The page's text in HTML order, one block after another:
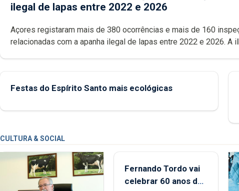
ilegal de lapas entre 2022 e 2026
Açores registaram mais de 380 ocorrências e mais de 160 inspeções
relacionadas com a apanha ilegal de lapas entre 2022 e 2026. A ilha
Festas do Espírito Santo mais ecológicas
CULTURA & SOCIAL
Fernando Tordo vai
celebrar 60 anos de